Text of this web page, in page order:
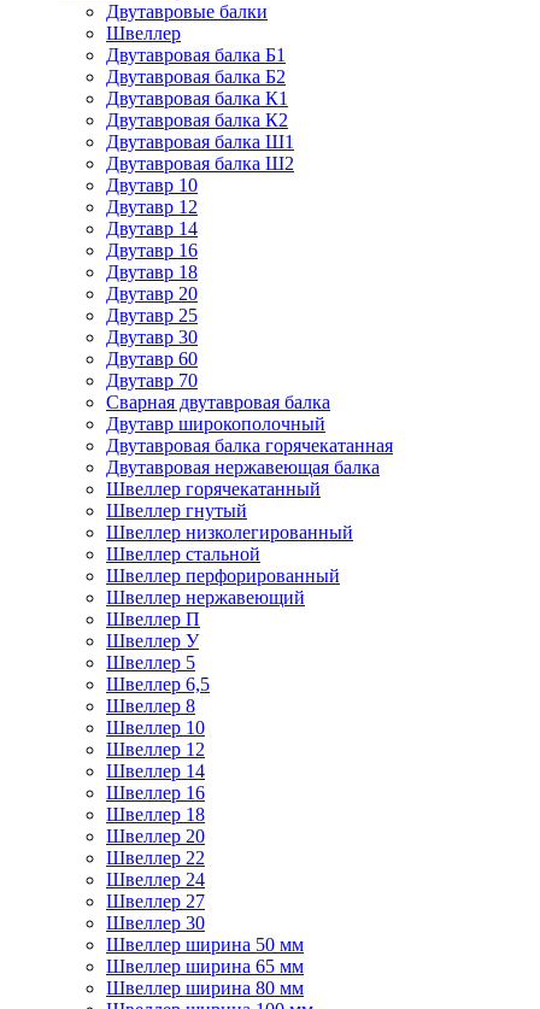
Двутавровые балки
Швеллер
Двутавровая балка Б1
Двутавровая балка Б2
Двутавровая балка К1
Двутавровая балка К2
Двутавровая балка Ш1
Двутавровая балка Ш2
Двутавр 10
Двутавр 12
Двутавр 14
Двутавр 16
Двутавр 18
Двутавр 20
Двутавр 25
Двутавр 30
Двутавр 60
Двутавр 70
Сварная двутавровая балка
Двутавр широкополочный
Двутавровая балка горячекатанная
Двутавровая нержавеющая балка
Швеллер горячекатанный
Швеллер гнутый
Швеллер низколегированный
Швеллер стальной
Швеллер перфорированный
Швеллер нержавеющий
Швеллер П
Швеллер У
Швеллер 5
Швеллер 6,5
Швеллер 8
Швеллер 10
Швеллер 12
Швеллер 14
Швеллер 16
Швеллер 18
Швеллер 20
Швеллер 22
Швеллер 24
Швеллер 27
Швеллер 30
Швеллер ширина 50 мм
Швеллер ширина 65 мм
Швеллер ширина 80 мм